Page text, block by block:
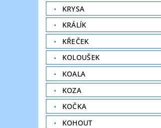
KRYSA
KRÁLÍK
KŘEČEK
KOLOUŠEK
KOALA
KOZA
KOČKA
KOHOUT